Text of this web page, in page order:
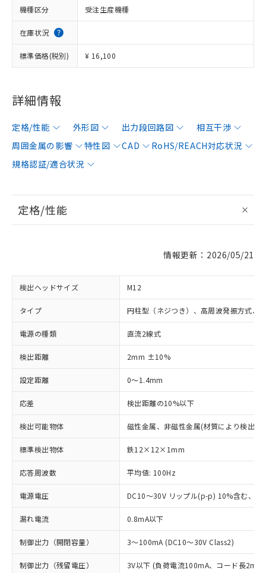
機種区分 受注生産機種
在庫状況
標準価格(税別) ¥ 16,100
詳細情報
定格/性能 外形図 出力段回路図
相互干渉
周囲金属の影響
特性図 CAD
RoHS/REACH対応状況
規格認証/適合状況
定格/性能
情報更新：2026/05/21
検出ヘッドサイズ M12
タイプ 円柱型（ネジつき）、高周波発振方式、
電源の種類 直流2線式
検出距離 2mm ±10%
設定距離 0～1.4mm
応差 検出距離の10%以下
検出可能物体 磁性金属、非磁性金属(材質により検出距
標準検出物体 鉄12×12×1mm
応答周波数 平均値: 100Hz
電源電圧 DC10～30V リップル(p-p) 10%含む、
漏れ電流 0.8mA以下
制御出力（開閉容量） 3～100mA (DC10～30V Class2)
制御出力（残留電圧） 3V以下 (負荷電流100mA、コード長2m時